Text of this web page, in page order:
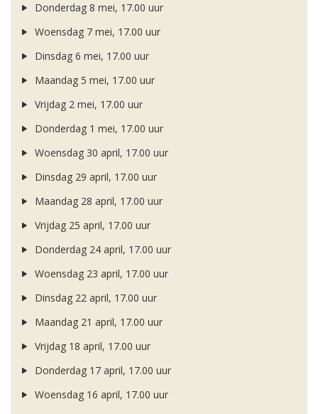
Donderdag 8 mei, 17.00 uur
Woensdag 7 mei, 17.00 uur
Dinsdag 6 mei, 17.00 uur
Maandag 5 mei, 17.00 uur
Vrijdag 2 mei, 17.00 uur
Donderdag 1 mei, 17.00 uur
Woensdag 30 april, 17.00 uur
Dinsdag 29 april, 17.00 uur
Maandag 28 april, 17.00 uur
Vrijdag 25 april, 17.00 uur
Donderdag 24 april, 17.00 uur
Woensdag 23 april, 17.00 uur
Dinsdag 22 april, 17.00 uur
Maandag 21 april, 17.00 uur
Vrijdag 18 april, 17.00 uur
Donderdag 17 april, 17.00 uur
Woensdag 16 april, 17.00 uur